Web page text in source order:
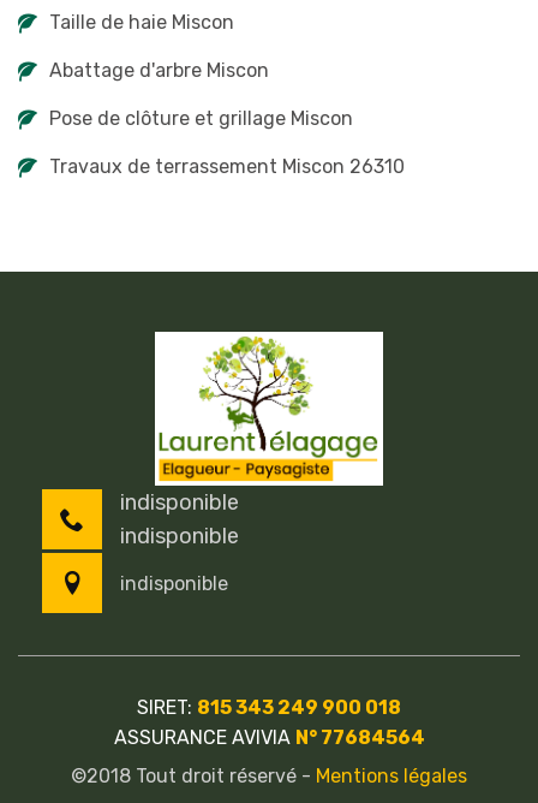
Taille de haie Miscon
Abattage d'arbre Miscon
Pose de clôture et grillage Miscon
Travaux de terrassement Miscon 26310
indisponible
indisponible
indisponible
SIRET: 815 343 249 900 018
ASSURANCE AVIVIA N° 77684564
©2018 Tout droit réservé - Mentions légales